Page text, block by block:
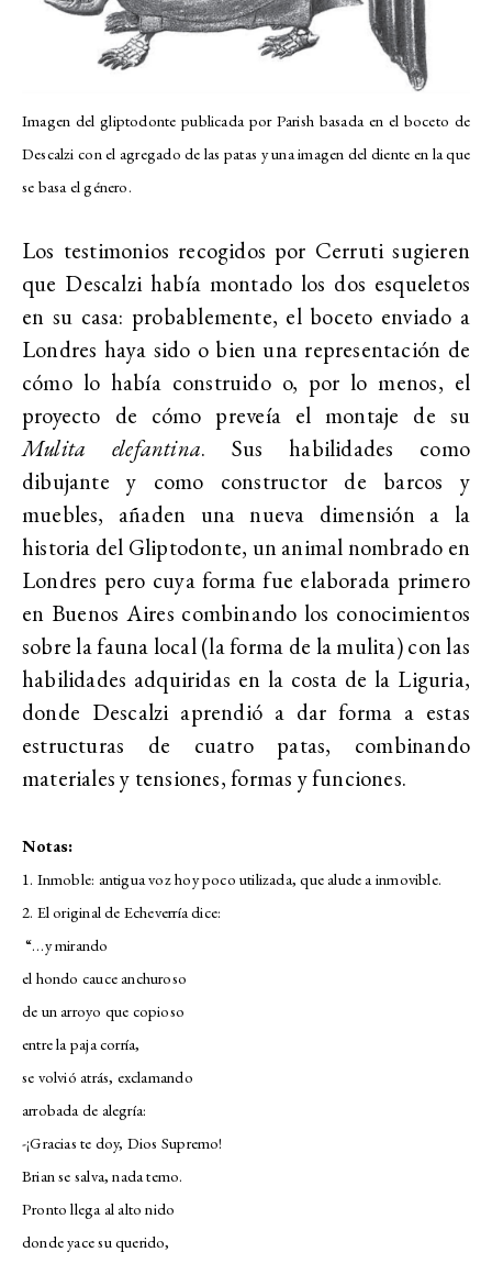
Imagen del gliptodonte publicada por Parish basada en el boceto de
Descalzi con el agregado de las patas y una imagen del diente en la que
se basa el género.
Los testimonios recogidos por Cerruti sugieren
que Descalzi había montado los dos esqueletos
en su casa: probablemente, el boceto enviado a
Londres haya sido o bien una representación de
cómo lo había construido o, por lo menos, el
proyecto de cómo preveía el montaje de su
Mulita elefantina. Sus habilidades como
dibujante y como constructor de barcos y
muebles, añaden una nueva dimensión a la
historia del Gliptodonte, un animal nombrado en
Londres pero cuya forma fue elaborada primero
en Buenos Aires combinando los conocimientos
sobre la fauna local (la forma de la mulita) con las
habilidades adquiridas en la costa de la Liguria,
donde Descalzi aprendió a dar forma a estas
estructuras de cuatro patas, combinando
materiales y tensiones, formas y funciones.
Notas:
1. Inmoble: antigua voz hoy poco utilizada, que alude a inmovible.
2. El original de Echeverría dice:
“…y mirando
el hondo cauce anchuroso
de un arroyo que copioso
entre la paja corría,
se volvió atrás, exclamando
arrobada de alegría:
-¡Gracias te doy, Dios Supremo!
Brian se salva, nada temo.
Pronto llega al alto nido
donde yace su querido,